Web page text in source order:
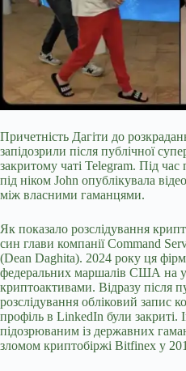
Причетність Дагіти до
запідозрили після публічної
закритому чаті Telegram. Під
під ніком John опублікувала
між власними гаманцями.
Як показало розслідування
син глави компанії Command
(Dean Daghita). 2024 року ця
федеральних маршалів США на
криптоактивами. Відразу після
розслідування обліковий запис
профіль в LinkedIn були закриті.
підозрюваним із державних
зломом криптобіржі Bitfinex у